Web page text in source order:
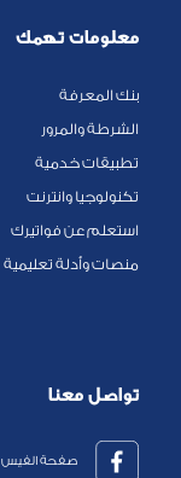
معلومات تهمك
بنك المعرفة
الشرطة والمرور
تطبيقات خدمية
تكنولوجيا وانترنت
استعلم عن فواتيرك
منصات وأدلة تعليمية
تواصل معنا
صفحة الفيس